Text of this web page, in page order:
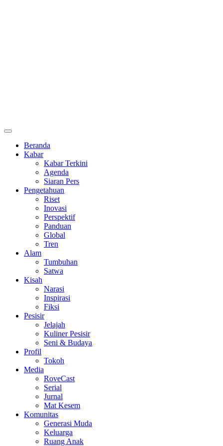
Beranda
Kabar
Kabar Terkini
Agenda
Siaran Pers
Pengetahuan
Riset
Inovasi
Perspektif
Panduan
Global
Tren
Alam
Tumbuhan
Satwa
Kisah
Narasi
Inspirasi
Fiksi
Pesisir
Jelajah
Kuliner Pesisir
Seni & Budaya
Profil
Tokoh
Media
RoveCast
Serial
Jurnal
Mat Kesem
Komunitas
Generasi Muda
Keluarga
Ruang Anak